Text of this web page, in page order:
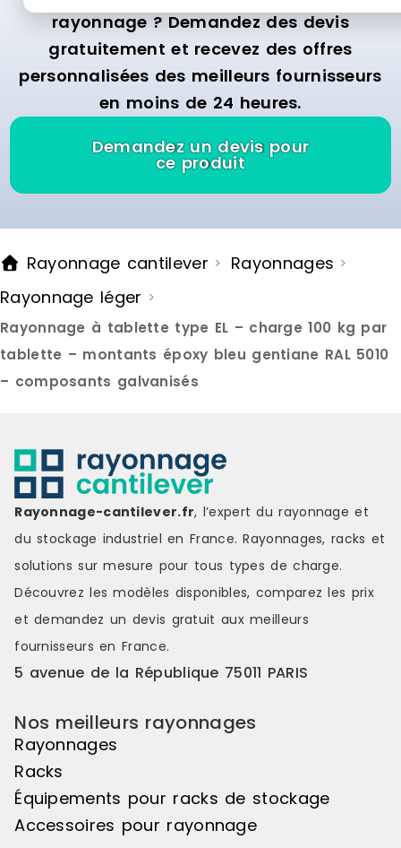
rayonnage ? Demandez des devis
gratuitement et recevez des offres
personnalisées des meilleurs fournisseurs
en moins de 24 heures.
Demandez un devis pour
ce produit
Rayonnage cantilever > Rayonnages >
Rayonnage léger >
Rayonnage à tablette type EL – charge 100 kg par
tablette – montants époxy bleu gentiane RAL 5010
– composants galvanisés
Rayonnage-cantilever.fr, l’expert du rayonnage et
du stockage industriel en France. Rayonnages, racks et
solutions sur mesure pour tous types de charge.
Découvrez les modèles disponibles, comparez les prix
et demandez un devis gratuit aux meilleurs
fournisseurs en France.
5 avenue de la République 75011 PARIS
Nos meilleurs rayonnages
Rayonnages
Racks
Équipements pour racks de stockage
Accessoires pour rayonnage